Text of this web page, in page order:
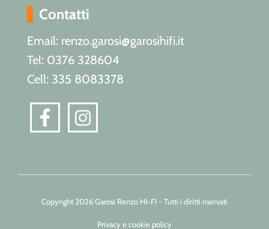
Contatti
Email: renzo.garosi@garosihifi.it
Tel: 0376 328604
Cell: 335 8083378
Copyright 2026 Garosi Renzo HI-FI - Tutti i diritti riservati
Privacy e cookie policy